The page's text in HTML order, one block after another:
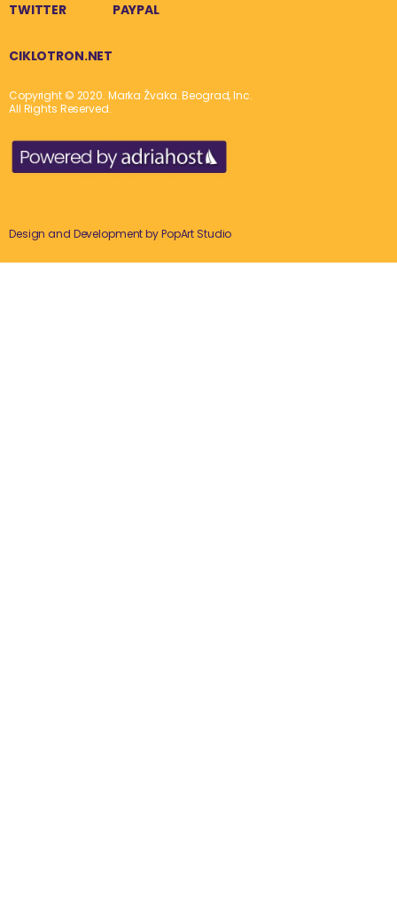
TWITTER PAYPAL
CIKLOTRON.NET
Copyright © 2020. Marka Žvaka. Beograd, Inc.
All Rights Reserved.
Design and Development byPopArt Studio